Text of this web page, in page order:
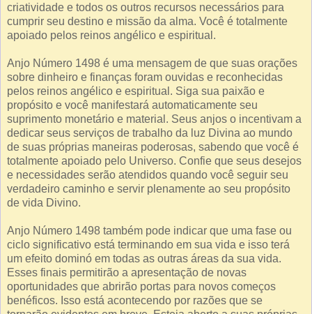
criatividade e todos os outros recursos necessários para
cumprir seu destino e missão da alma. Você é totalmente
apoiado pelos reinos angélico e espiritual.
Anjo Número 1498 é uma mensagem de que suas orações
sobre dinheiro e finanças foram ouvidas e reconhecidas
pelos reinos angélico e espiritual. Siga sua paixão e
propósito e você manifestará automaticamente seu
suprimento monetário e material. Seus anjos o incentivam a
dedicar seus serviços de trabalho da luz Divina ao mundo
de suas próprias maneiras poderosas, sabendo que você é
totalmente apoiado pelo Universo. Confie que seus desejos
e necessidades serão atendidos quando você seguir seu
verdadeiro caminho e servir plenamente ao seu propósito
de vida Divino.
Anjo Número 1498 também pode indicar que uma fase ou
ciclo significativo está terminando em sua vida e isso terá
um efeito dominó em todas as outras áreas da sua vida.
Esses finais permitirão a apresentação de novas
oportunidades que abrirão portas para novos começos
benéficos. Isso está acontecendo por razões que se